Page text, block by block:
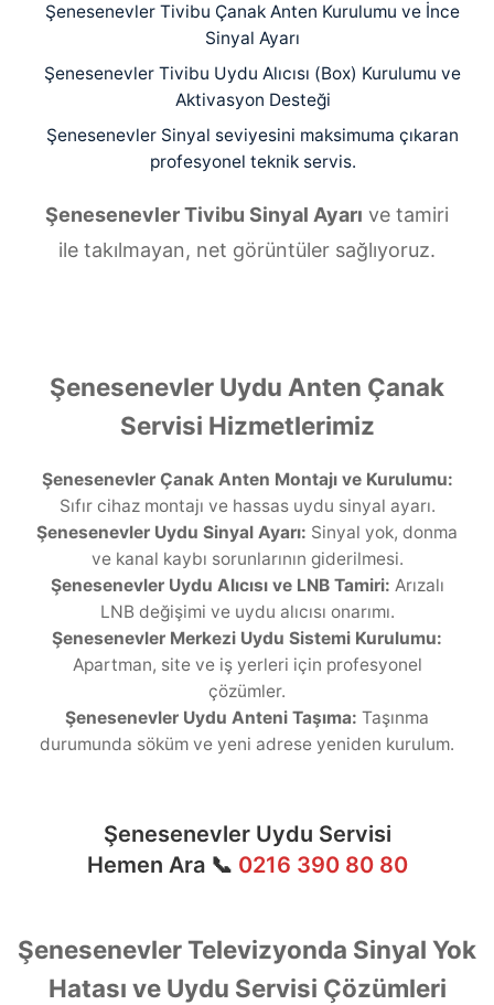
Şenesenevler Tivibu Çanak Anten Kurulumu ve İnce
Sinyal Ayarı
Şenesenevler Tivibu Uydu Alıcısı (Box) Kurulumu ve
Aktivasyon Desteği
Şenesenevler Sinyal seviyesini maksimuma çıkaran
profesyonel teknik servis.
Şenesenevler Tivibu Sinyal Ayarı ve tamiri
ile takılmayan, net görüntüler sağlıyoruz.
Şenesenevler Uydu Anten Çanak
Servisi Hizmetlerimiz
Şenesenevler Çanak Anten Montajı ve Kurulumu:
Sıfır cihaz montajı ve hassas uydu sinyal ayarı.
Şenesenevler Uydu Sinyal Ayarı: Sinyal yok, donma
ve kanal kaybı sorunlarının giderilmesi.
Şenesenevler Uydu Alıcısı ve LNB Tamiri: Arızalı
LNB değişimi ve uydu alıcısı onarımı.
Şenesenevler Merkezi Uydu Sistemi Kurulumu:
Apartman, site ve iş yerleri için profesyonel
çözümler.
Şenesenevler Uydu Anteni Taşıma: Taşınma
durumunda söküm ve yeni adrese yeniden kurulum.
Şenesenevler Uydu Servisi
Hemen Ara 📞 0216 390 80 80
Şenesenevler Televizyonda Sinyal Yok
Hatası ve Uydu Servisi Çözümleri